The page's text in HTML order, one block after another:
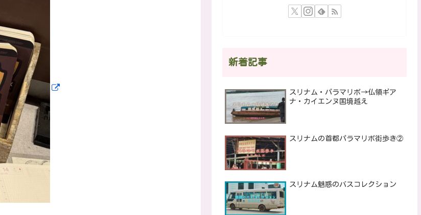
新着記事
スリナム・パラマリボ→仏領ギア
ナ・カイエンヌ国境越え
スリナムの首都パラマリボ街歩き②
スリナム魅惑のバスコレクション